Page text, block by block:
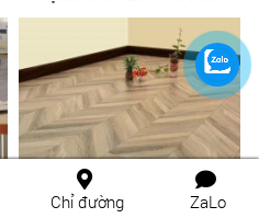
Chỉ đường ZaLo